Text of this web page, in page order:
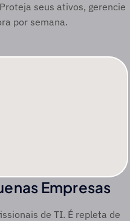
seus ativos, gerencie
por semana.
Empresas
de TI. É repleta de